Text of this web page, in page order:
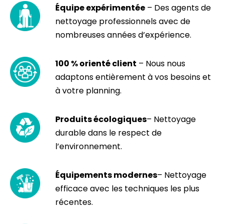
Équipe expérimentée – Des agents de
nettoyage professionnels avec de
nombreuses années d’expérience.
100 % orienté client – Nous nous
adaptons entièrement à vos besoins et
à votre planning.
Produits écologiques– Nettoyage
durable dans le respect de
l’environnement.
Équipements modernes– Nettoyage
efficace avec les techniques les plus
récentes.